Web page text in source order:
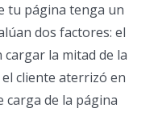
tu página tenga un
dos factores: el
la mitad de la
cliente aterrizó en
carga de la página